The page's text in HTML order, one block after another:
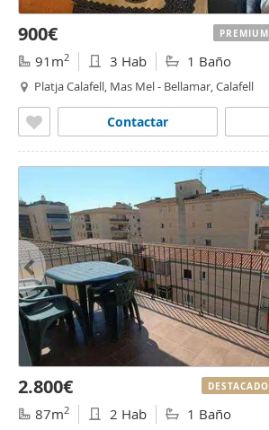
900€
91m2 3 Hab 1 Baño
Platja Calafell, Mas Mel - Bellamar, Calafell
Contactar
PREMIUM
2.800€
87m2 2 Hab 1 Baño
DESTACADO